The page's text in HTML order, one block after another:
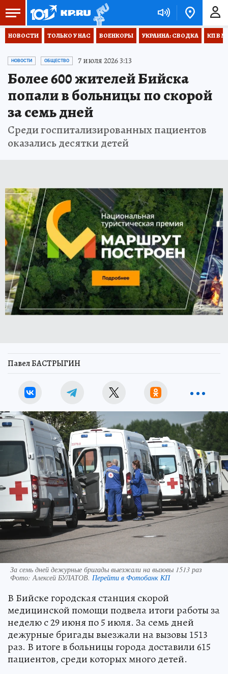
НОВОСТИ ТОЛЬКО У НАС ВОЕНКОРЫ УКРАИНА: СВОДКА КП В
НОВОСТИ ОБЩЕСТВО 7 июля 2026 3:13
Более 600 жителей Бийска
попали в больницы по скорой
за семь дней
Среди госпитализированных пациентов
оказались десятки детей
Павел БАСТРЫГИН
За семь дней дежурные бригады выезжали на вызовы 1513 раз
Фото:Алексей БУЛАТОВ. Перейти в Фотобанк КП
В Бийске городская станция скорой
медицинской помощи подвела итоги работы за
неделю с 29 июня по 5 июля. За семь дней
дежурные бригады выезжали на вызовы 1513
раз. В итоге в больницы города доставили 615
пациентов, среди которых много детей.